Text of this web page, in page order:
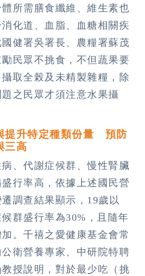
所需膳食纖維、維生素也
化道、血脂、血糖相關疾
健署吳署長、農糧署蘇茂
民眾不挑食，不但蔬果要
取全榖及未精製雜糧，除
之民眾才須注意水果攝
提升特定種類份量 預防
三高
、代謝症候群、慢性腎臟
行率高，依據上述國民營
調查結果顯示，19歲以
候群盛行率為30%，且隨年
。千禧之愛健康基金會常
衛營養專家、中研院特聘
授說明，對於最少吃（挑